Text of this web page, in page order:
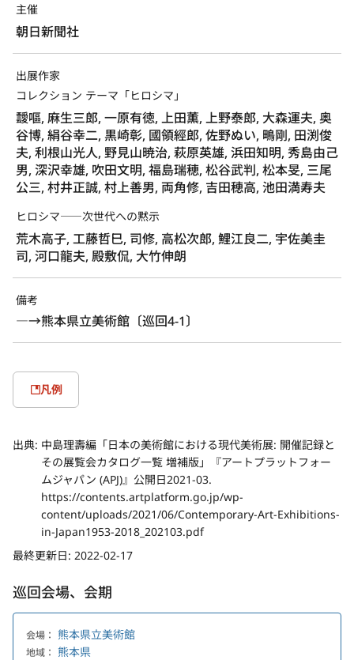
主催
朝日新聞社
出展作家
コレクション テーマ「ヒロシマ」
靉嘔, 麻生三郎, 一原有徳, 上田薫, 上野泰郎, 大森運夫, 奥
谷博, 絹谷幸二, 黒崎彰, 國領經郎, 佐野ぬい, 鴫剛, 田渕俊
夫, 利根山光人, 野見山暁治, 萩原英雄, 浜田知明, 秀島由己
男, 深沢幸雄, 吹田文明, 福島瑞穂, 松谷武判, 松本旻, 三尾
公三, 村井正誠, 村上善男, 両角修, 吉田穂高, 池田満寿夫
ヒロシマ――次世代への黙示
荒木高子, 工藤哲巳, 司修, 高松次郎, 鯉江良二, 宇佐美圭
司, 河口龍夫, 殿敷侃, 大竹伸朗
備考
―→熊本県立美術館〔巡回4-1〕
凡例
出典: 中島理壽編「日本の美術館における現代美術展: 開催記録と
その展覧会カタログ一覧 増補版」『アートプラットフォー
ムジャパン (APJ)』公開日2021-03.
https://contents.artplatform.go.jp/wp-
content/uploads/2021/06/Contemporary-Art-Exhibitions-
in-Japan1953-2018_202103.pdf
最終更新日: 2022-02-17
巡回会場、会期
会場： 熊本県立美術館
地域： 熊本県